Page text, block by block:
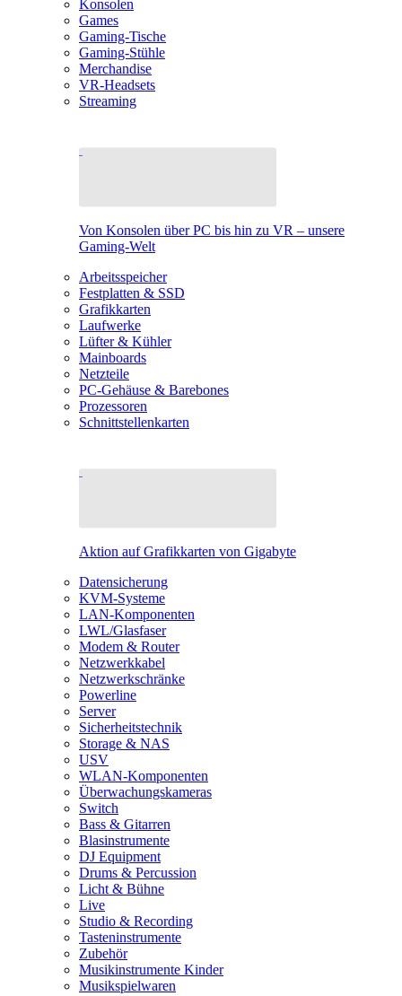
Konsolen
Games
Gaming-Tische
Gaming-Stühle
Merchandise
VR-Headsets
Streaming
Von Konsolen über PC bis hin zu VR – unsere
Gaming-Welt
Arbeitsspeicher
Festplatten & SSD
Grafikkarten
Laufwerke
Lüfter & Kühler
Mainboards
Netzteile
PC-Gehäuse & Barebones
Prozessoren
Schnittstellenkarten
Aktion auf Grafikkarten von Gigabyte
Datensicherung
KVM-Systeme
LAN-Komponenten
LWL/Glasfaser
Modem & Router
Netzwerkkabel
Netzwerkschränke
Powerline
Server
Sicherheitstechnik
Storage & NAS
USV
WLAN-Komponenten
Überwachungskameras
Switch
Bass & Gitarren
Blasinstrumente
DJ Equipment
Drums & Percussion
Licht & Bühne
Live
Studio & Recording
Tasteninstrumente
Zubehör
Musikinstrumente Kinder
Musikspielwaren